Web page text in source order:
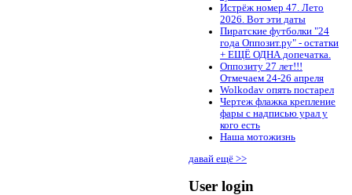
Истрёж номер 47. Лето
2026. Вот эти даты
Пиратские футболки "24
года Оппозит.ру" - остатки
+ ЕЩЁ ОДНА допечатка.
Оппозиту 27 лет!!!
Отмечаем 24-26 апреля
Wolkodav опять постарел
Чертеж флажка крепление
фары с надписью урал у
кого есть
Наша мотожизнь
давай ещё >>
User login